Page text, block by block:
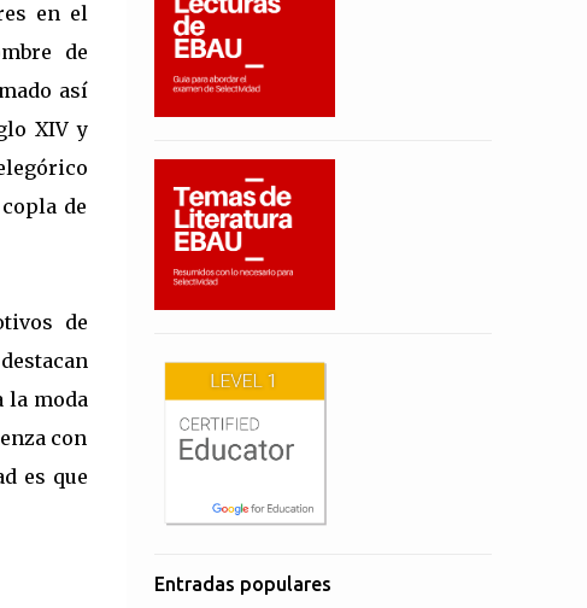
en el
de
así
XIV y
de
de
la moda
con
es que
Entradas populares